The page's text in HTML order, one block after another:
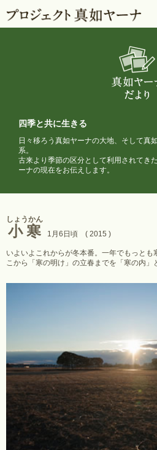
四季と共に生きる
日々移ろう真如ヤーナの大地、そして真
系。
古来より季節の区分として利用されてき
ーナの現在をお伝えします。
小寒
しょうかん
1月6日頃 ( 2015 )
いよいよこれからが冬本番。一年でもっとも
こから「寒の明け」の立春までを「寒の内」